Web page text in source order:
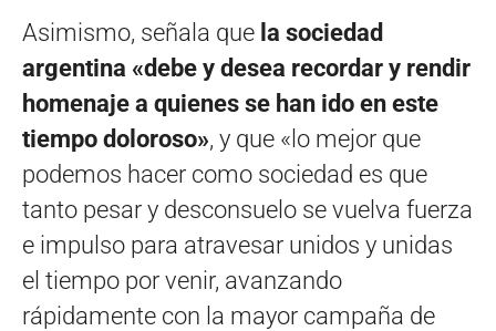
Asimismo, señala que la sociedad
argentina «debe y desea recordar y rendir
homenaje a quienes se han ido en este
tiempo doloroso», y que «lo mejor que
podemos hacer como sociedad es que
tanto pesar y desconsuelo se vuelva fuerza
e impulso para atravesar unidos y unidas
el tiempo por venir, avanzando
rápidamente con la mayor campaña de